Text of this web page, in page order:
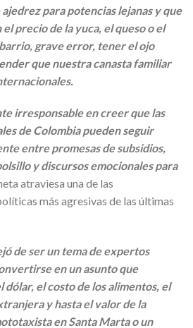
para potencias lejanas y que
precio de la yuca, el queso o el
grave error, tener el ojo
que nuestra canasta familiar
irresponsable en creer que las
de Colombia pueden seguir
entre promesas de subsidios,
y discursos emocionales para
atraviesa una de las
más agresivas de las últimas
de ser un tema de expertos
en un asunto que
el costo de los alimentos, el
y hasta el valor de la
en Santa Marta o un